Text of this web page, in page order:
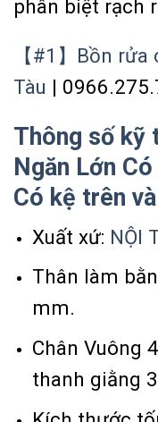
phân biệt rạch
【#1】Bồn
Tàu |
Thông số kỹ
Ngăn Lớn
Có kệ trên
Xuất xứ: NỘI
Thân làm
mm.
Chân Vuông
thanh giằng